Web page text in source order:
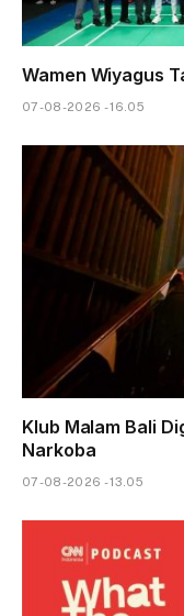
Wamen Wiyagus
07-08-2026 - 16.05
Klub Malam Bali
Narkoba
07-08-2026 - 13.05